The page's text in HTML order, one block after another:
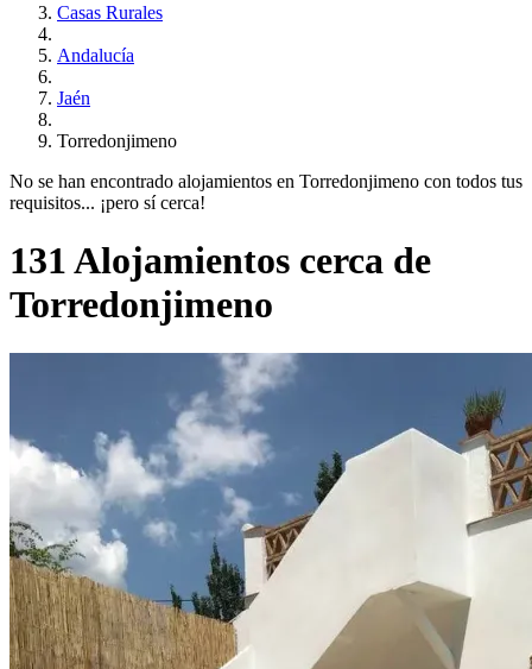
Casas Rurales
Andalucía
Jaén
Torredonjimeno
No se han encontrado alojamientos en Torredonjimeno con todos tus
requisitos... ¡pero sí cerca!
131 Alojamientos cerca de
Torredonjimeno